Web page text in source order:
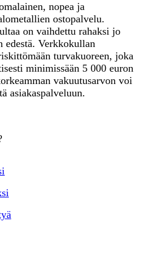
nopea ja
ostopalvelu.
on vaihdettu rahaksi jo
Verkkokullan
turvakuoreen, joka
minimissään 5 000 euron
vakuutusarvon voi
asiakaspalveluun.